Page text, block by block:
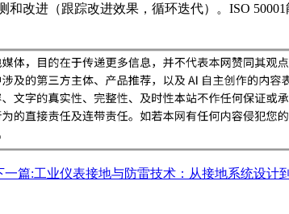
改进（跟踪改进效果，循环迭代）。ISO
一篇:工业仪表接地与防雷技术：从接地系统设计